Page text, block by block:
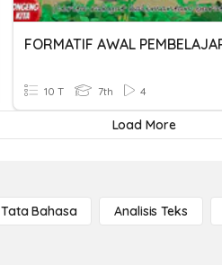
10 T 7th 4
Load More
Tata Bahasa Analisis Teks